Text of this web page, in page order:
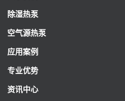
除湿热泵
空气源热泵
应用案例
专业优势
资讯中心